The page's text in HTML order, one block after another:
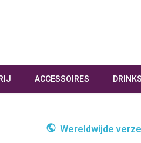
ACCESSOIRES DRINKS
Wereldwijde